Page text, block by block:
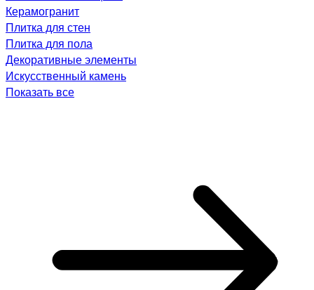
Керамогранит
Плитка для стен
Плитка для пола
Декоративные элементы
Искусственный камень
Показать все